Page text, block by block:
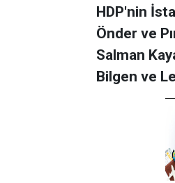
HDP'nin
Önder ve
Salman
Bilgen ve